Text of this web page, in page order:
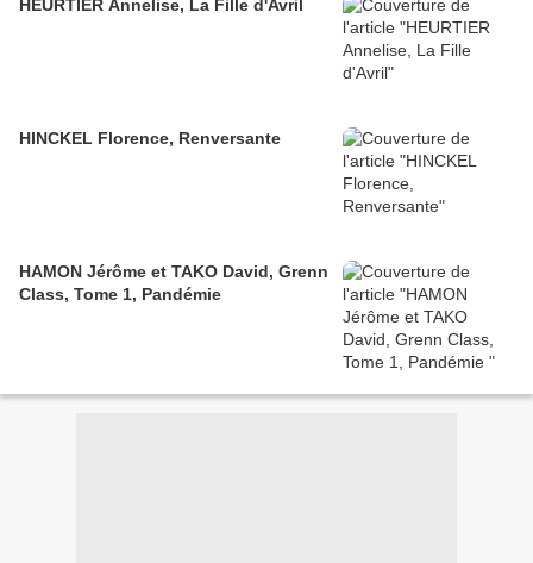
HEURTIER Annelise, La Fille d'Avril
HINCKEL Florence, Renversante
HAMON Jérôme et TAKO David, Grenn
Class, Tome 1, Pandémie